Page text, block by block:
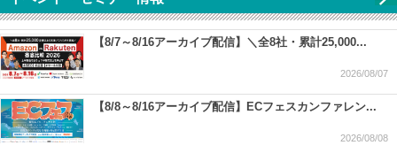
【8/7～8/16アーカイブ配信】＼全8社・累計25,000...
2026/08/07
【8/8～8/16アーカイブ配信】ECフェスカンファレン...
2026/08/08